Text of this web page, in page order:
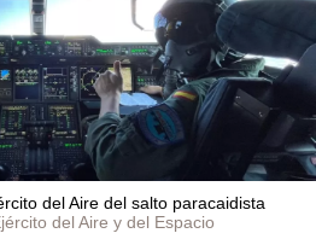
del Aire del salto paracaidista
del Aire y del Espacio